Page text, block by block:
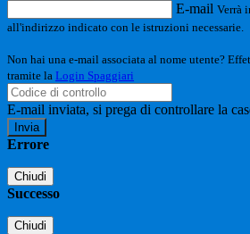
E-mail Verrà
all'indirizzo indicato con le istruzioni necessarie.
Non hai una e-mail associata al nome utente?
tramite la Login Spaggiari
E-mail inviata, si prega di controllare la
Errore
Chiudi
Successo
Chiudi